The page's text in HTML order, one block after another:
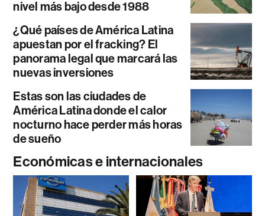
nivel más bajo desde 1988
¿Qué países de América Latina
apuestan por el fracking? El
panorama legal que marcará las
nuevas inversiones
Estas son las ciudades de
América Latina donde el calor
nocturno hace perder más horas
de sueño
Económicas e internacionales